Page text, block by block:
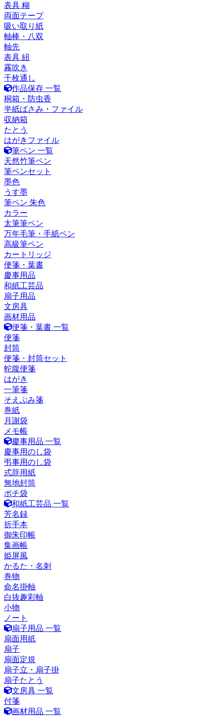
表具 糊
両面テープ
吸い取り紙
軸棒・八双
軸先
表具 紐
霧吹き
千枚通し
作品保存 一覧
桐箱・防虫香
半紙ばさみ・ファイル
収納箱
たとう
はがきファイル
筆ペン 一覧
天然竹筆ペン
筆ペンセット
墨色
うす墨
筆ペン 朱色
カラー
太筆筆ペン
万年毛筆・手紙ペン
高級筆ペン
カートリッジ
便箋・葉書
慶事用品
和紙工芸品
扇子用品
文房具
画材用品
便箋・葉書 一覧
便箋
封筒
便箋・封筒セット
蛇腹便箋
はがき
一筆箋
そえぶみ箋
巻紙
月謝袋
メモ帳
慶事用品 一覧
慶事用のし袋
弔事用のし袋
式辞用紙
無地封筒
ポチ袋
和紙工芸品 一覧
芳名録
折手本
御朱印帳
集画帳
姫屏風
かるた・名刺
巻物
命名掛軸
白抜趣彩軸
小物
ノート
扇子用品 一覧
扇面用紙
扇子
扇面定規
扇子立・扇子掛
扇子たとう
文房具 一覧
付箋
画材用品 一覧